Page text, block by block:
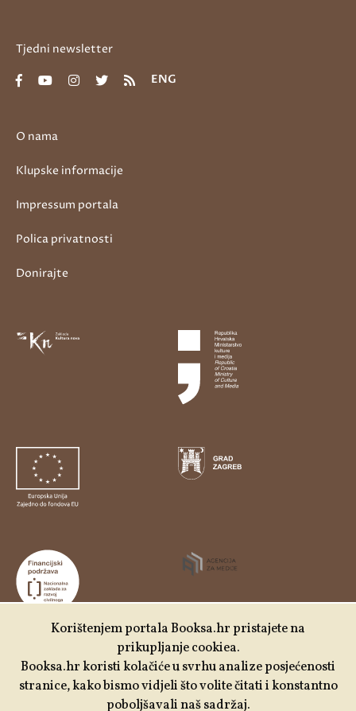
Udruga Kulturtreger je korisnik institucionalne podrške
Nacionalne zaklade za razvoj civilnoga društva za
stabilizaciju i/ili razvoj udruge u području demokratizacije i
O nama
Klupske informacije
Impressum portala
Polica privatnosti
Donirajte
Tjedni newsletter
ENG
Korištenjem portala Booksa.hr pristajete na
prikupljanje cookiea.
Booksa.hr koristi kolačiće u svrhu analize posjećenosti
stranice, kako bismo vidjeli što volite čitati i konstantno
poboljšavali naš sadržaj.